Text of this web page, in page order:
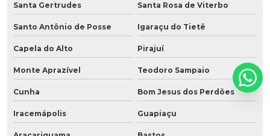
Santa Gertrudes Santa Rosa de Viterbo
Santo Antônio de Posse Igaraçu do Tietê
Capela do Alto Pirajuí
Monte Aprazível Teodoro Sampaio
Cunha Bom Jesus dos Perdões
Iracemápolis Guapiaçu